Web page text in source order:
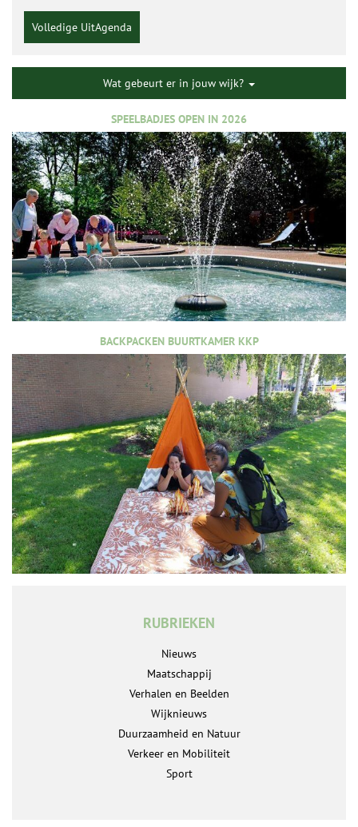
Volledige UitAgenda
Wat gebeurt er in jouw wijk?
SPEELBADJES OPEN IN 2026
BACKPACKEN BUURTKAMER KKP
RUBRIEKEN
Nieuws
Maatschappij
Verhalen en Beelden
Wijknieuws
Duurzaamheid en Natuur
Verkeer en Mobiliteit
Sport